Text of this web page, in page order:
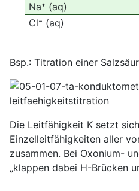
Na⁺ (aq)
Cl⁻ (aq)
Bsp.: Titration einer
Die Leitfähigkeit Κ setzt sich
Einzelleitfähigkeiten aller
zusammen. Bei Oxonium-
„klappen dabei H-Brücken